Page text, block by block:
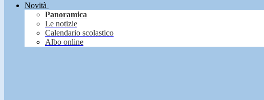
Novità
Panoramica
Le notizie
Calendario scolastico
Albo online